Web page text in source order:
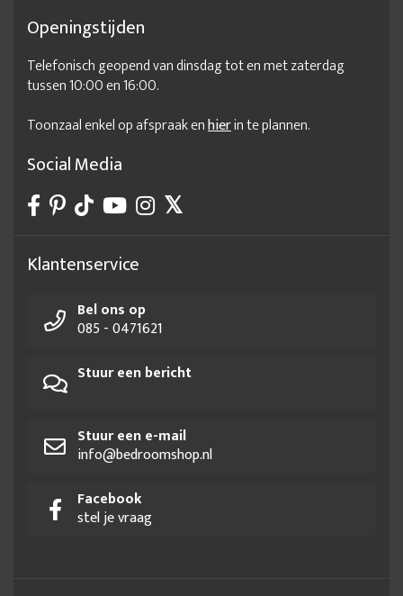
Openingstijden
Telefonisch geopend van dinsdag tot en met zaterdag
tussen 10:00 en 16:00.
Toonzaal enkel op afspraak enhierin te plannen.
Social Media
Klantenservice
Bel ons op
085 - 0471621
Stuur een bericht
Stuur een e-mail
info@bedroomshop.nl
Facebook
stel je vraag